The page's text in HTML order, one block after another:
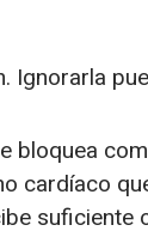
Ignorarla
bloquea
cardíaco
suficiente